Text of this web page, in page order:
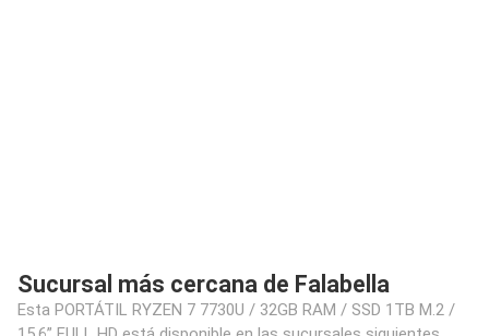
Sucursal más cercana de Falabella
Esta PORTÁTIL RYZEN 7 7730U / 32GB RAM / SSD 1TB M.2 /